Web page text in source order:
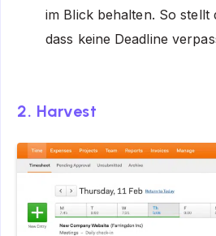
im Blick behalten. So stellt
dass keine Deadline
2. Harvest